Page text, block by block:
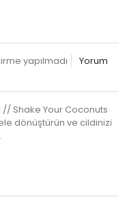
yapılmadı
Yorum
Shake Your Coconuts
dönüştürün ve cildinizi